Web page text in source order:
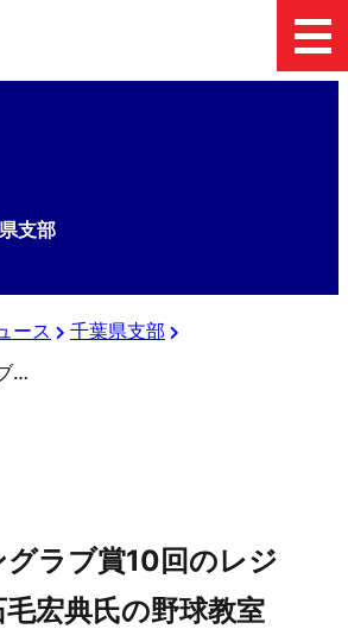
支部
ース
千葉県支部
ゴールデングラブ賞10回のレジェンド〜石毛宏典氏の野球教室
グラブ賞10回のレジ
宏典氏の野球教室